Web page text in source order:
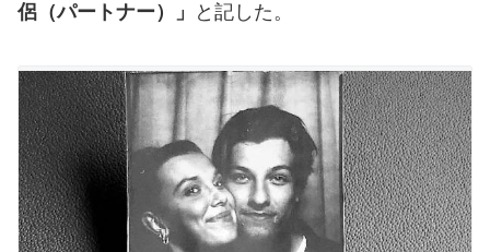
侶（パートナー）」
と記した。